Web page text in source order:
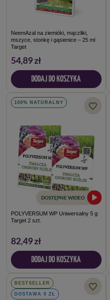
NeemAzal na ziemióki, mączliki,
mszyce, stonkę i gąsienice – 25 ml
Target
54,89 zł
DODAJ DO KOSZYKA
100% NATURALNY
DOSTĘPNE WIDEO
POLYVERSUM WP Uniwersalny 5 g
Target 2 szt.
82,49 zł
DODAJ DO KOSZYKA
BESTSELLER
DOSTAWA 0 ZŁ